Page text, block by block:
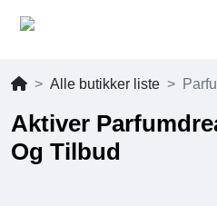
Alle butikker liste
Aktiver
Og Tilbud